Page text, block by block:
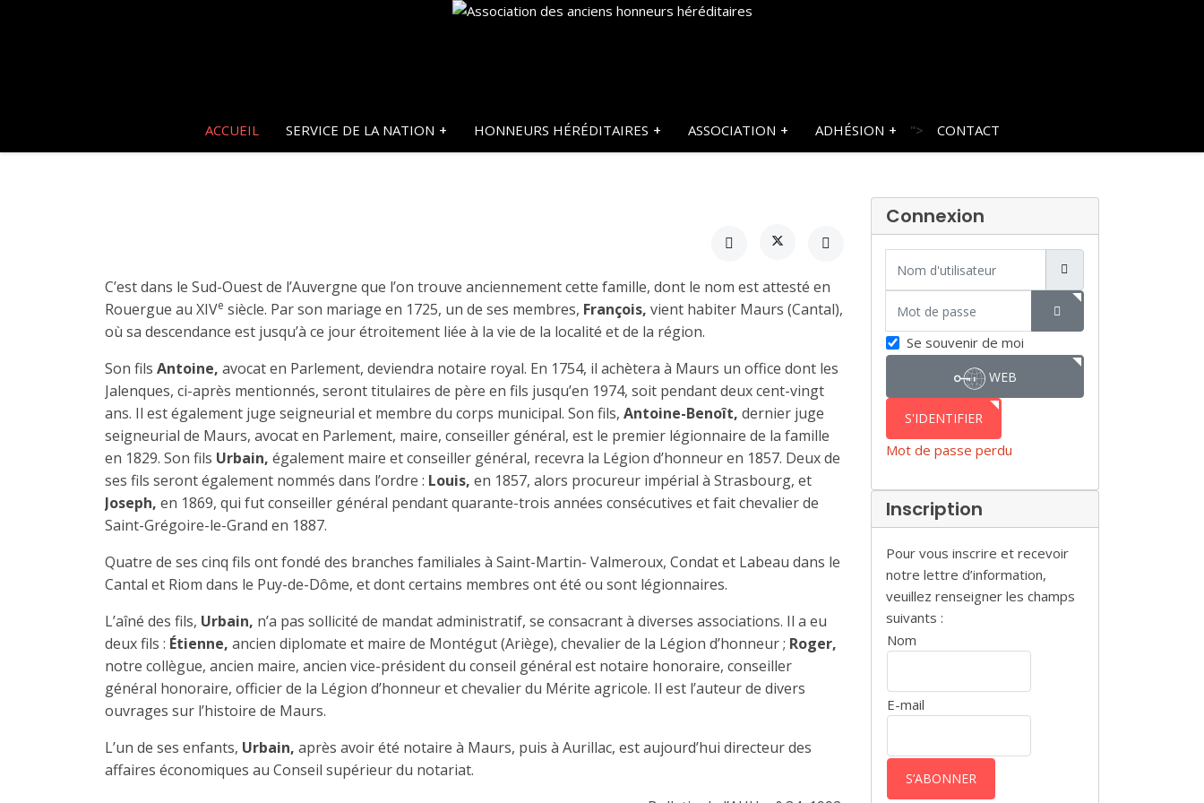
ACCUEIL SERVICE DE LA NATION HONNEURS HÉRÉDITAIRES ASSOCIATION ADHÉSION "> CONTACT
C’est dans le Sud-Ouest de l’Auvergne que l’on trouve anciennement cette famille, dont le nom est attesté en
Rouergue au XIVe siècle. Par son mariage en 1725, un de ses membres, François, vient habiter Maurs (Cantal),
où sa descendance est jusqu’à ce jour étroitement liée à la vie de la localité et de la région.
Son fils Antoine, avocat en Parlement, deviendra notaire royal. En 1754, il achètera à Maurs un office dont les
Jalenques, ci-après mentionnés, seront titulaires de père en fils jusqu’en 1974, soit pendant deux cent-vingt
ans. Il est également juge seigneurial et membre du corps municipal. Son fils, Antoine-Benoît, dernier juge
seigneurial de Maurs, avocat en Parlement, maire, conseiller général, est le premier légionnaire de la famille
en 1829. Son fils Urbain, également maire et conseiller général, recevra la Légion d’honneur en 1857. Deux de
ses fils seront également nommés dans l’ordre : Louis, en 1857, alors procureur impérial à Strasbourg, et
Joseph, en 1869, qui fut conseiller général pendant quarante-trois années consécutives et fait chevalier de
Saint-Grégoire-le-Grand en 1887.
Quatre de ses cinq fils ont fondé des branches familiales à Saint-Martin- Valmeroux, Condat et Labeau dans le
Cantal et Riom dans le Puy-de-Dôme, et dont certains membres ont été ou sont légionnaires.
L’aîné des fils, Urbain, n’a pas sollicité de mandat administratif, se consacrant à diverses associations. Il a eu
deux fils : Étienne, ancien diplomate et maire de Montégut (Ariège), chevalier de la Légion d’honneur ; Roger,
notre collègue, ancien maire, ancien vice-président du conseil général est notaire honoraire, conseiller
général honoraire, officier de la Légion d’honneur et chevalier du Mérite agricole. Il est l’auteur de divers
ouvrages sur l’histoire de Maurs.
L’un de ses enfants, Urbain, après avoir été notaire à Maurs, puis à Aurillac, est aujourd’hui directeur des
affaires économiques au Conseil supérieur du notariat.
Connexion
SHOW PASSWORD
Se souvenir de moi
WEB
AUTHENTICATION
S'IDENTIFIER
Mot de passe perdu
Inscription
Pour vous inscrire et recevoir
notre lettre d’information,
veuillez renseigner les champs
suivants :
Nom
E-mail